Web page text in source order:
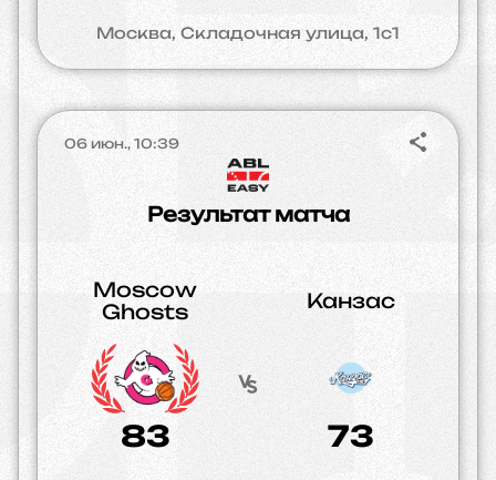
Москва, Складочная улица, 1с1
06 июн., 10:39
Результат матча
Moscow
Ghosts
83
Канзас
73